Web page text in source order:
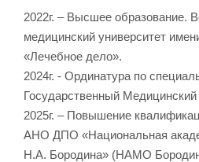
2022г. – Высшее образование.
медицинский университет
«Лечебное дело».
2024г. - Ординатура по
Государственный
2025г. – Повышение
АНО ДПО «Национальная
Н.А. Бородина» (НАМО